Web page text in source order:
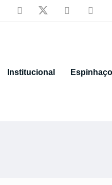
  
Institucional Espinhaço